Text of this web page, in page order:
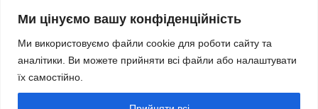
Ми цінуємо вашу конфіденційність
Ми використовуємо файли cookie для роботи сайту та
аналітики. Ви можете прийняти всі файли або налаштувати
їх самостійно.
домашних условиях
Харьковская Швейцария – цены, адрес, как добраться
Маршрут и расписание 27 троллейбуса (Харьков)
Трамвай № 3 Харьков – маршрут, время и интервал